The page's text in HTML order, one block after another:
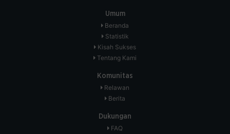
Umum
Beranda
Statistik
Kisah Sukses
Tentang Kami
Komunitas
Relawan
Berita
Dukungan
FAQ